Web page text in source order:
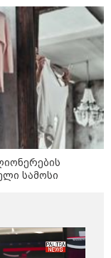
კატეგორიები
სამოსი